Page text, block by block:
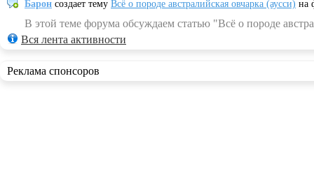
Барон создает тему Всё о породе австралийская овчарка (аусси) на
В этой теме форума обсуждаем статью "Всё о породе
Вся лента активности
Реклама спонсоров